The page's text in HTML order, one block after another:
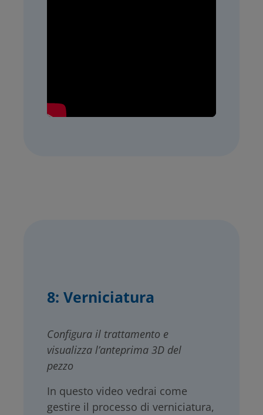
8: Verniciatura
Configura il trattamento e
visualizza l’anteprima 3D del
pezzo
In questo video vedrai come
gestire il processo di verniciatura,